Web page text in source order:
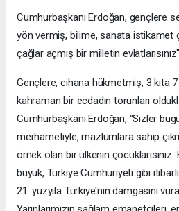
Cumhurbaşkanı Erdoğan, gençlere
yön vermiş, bilime, sanata istikamet
çağlar açmış bir milletin
Gençlere, cihana hükmetmiş, 3 kıta
kahraman bir ecdadın torunları
Cumhurbaşkanı Erdoğan, "Sizler
merhametiyle, mazlumlara sahip
örnek olan bir ülkenin
büyük, Türkiye Cumhuriyeti gibi
21. yüzyıla Türkiye'nin damgasını